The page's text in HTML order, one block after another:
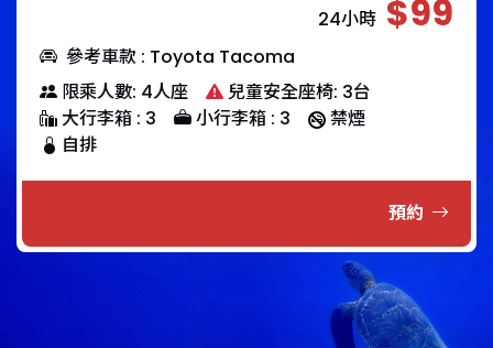
24小時 $99
參考車款 : Toyota Tacoma
限乘人數: 4人座
兒童安全座椅: 3台
大行李箱 : 3
小行李箱 : 3
禁煙
自排
預約